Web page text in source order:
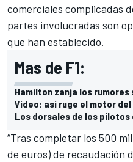
comerciales complicadas
partes involucradas son
que han establecido.
Mas de F1:
Hamilton zanja los
Vídeo: así ruge el motor
Los dorsales de los pilotos
“Tras completar los 500
de euros) de recaudación